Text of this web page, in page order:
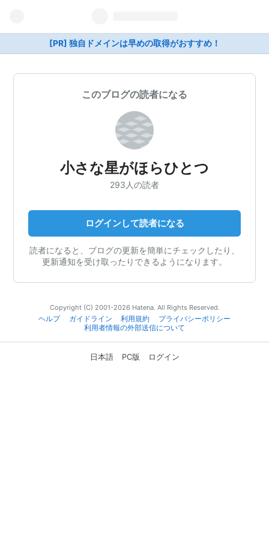
[PR] 独自ドメインは早めの取得がおすすめ！
このブログの読者になる
小さな星がほらひとつ
293人の読者
ログインして読者になる
読者になると、ブログの更新を簡単にチェックしたり、
更新通知を受け取ったりできるようになります。
Copyright (C) 2001-2026 Hatena. All Rights Reserved.
ヘルプ
ガイドライン 利用規約
プライバシーポリシー
利用者情報の外部送信について
日本語 PC版 ログイン